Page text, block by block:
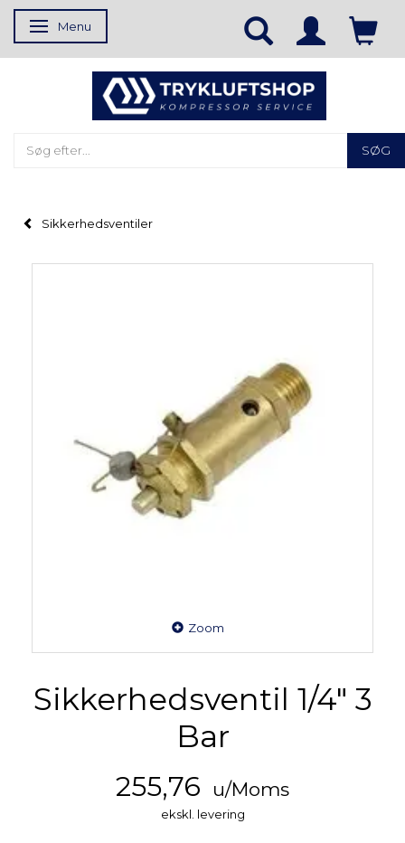
Skifte navigation
Menu
SØG
Sikkerhedsventiler
Zoom
Sikkerhedsventil 1/4" 3
Bar
255,76 u/Moms
ekskl. levering